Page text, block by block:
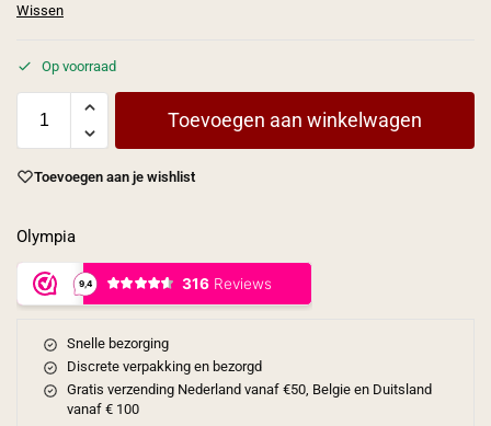
Wissen
Op voorraad
Toevoegen aan winkelwagen
Toevoegen aan je wishlist
Olympia
Snelle bezorging
Discrete verpakking en bezorgd
Gratis verzending Nederland vanaf €50, Belgie en Duitsland
vanaf € 100